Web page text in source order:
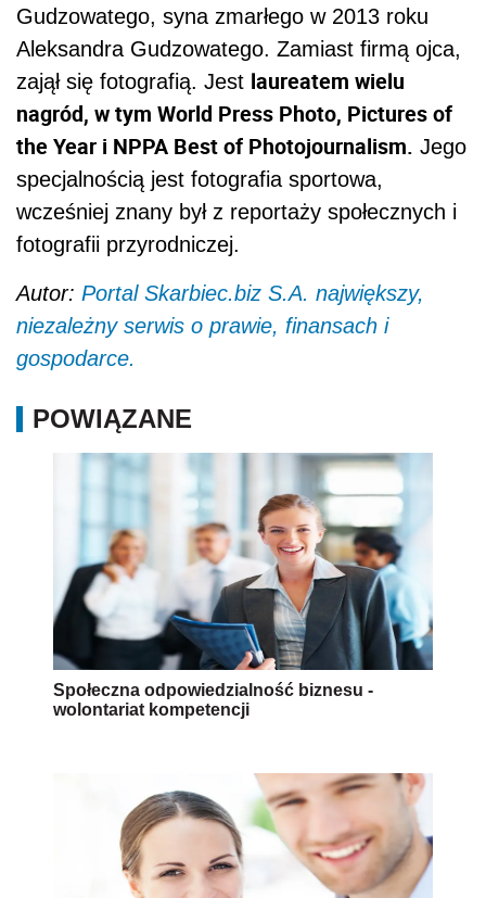
Gudzowatego, syna zmarłego w 2013 roku
Aleksandra Gudzowatego. Zamiast firmą ojca,
zajął się fotografią. Jest laureatem wielu
nagród, w tym World Press Photo, Pictures of
the Year i NPPA Best of Photojournalism. Jego
specjalnością jest fotografia sportowa,
wcześniej znany był z reportaży społecznych i
fotografii przyrodniczej.
Autor: Portal Skarbiec.biz S.A. największy,
niezależny serwis o prawie, finansach i
gospodarce.
POWIĄZANE
Społeczna odpowiedzialność biznesu -
wolontariat kompetencji